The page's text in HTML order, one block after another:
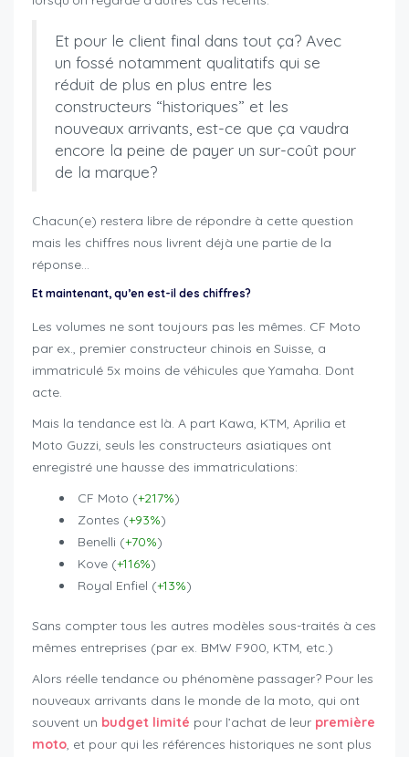
Et pour le client final dans tout ça? Avec
un fossé notamment qualitatifs qui se
réduit de plus en plus entre les
constructeurs “historiques” et les
nouveaux arrivants, est-ce que ça vaudra
encore la peine de payer un sur-coût pour
de la marque?
Chacun(e) restera libre de répondre à cette question
mais les chiffres nous livrent déjà une partie de la
réponse…
Et maintenant, qu’en est-il des chiffres?
Les volumes ne sont toujours pas les mêmes. CF Moto
par ex., premier constructeur chinois en Suisse, a
immatriculé 5x moins de véhicules que Yamaha. Dont
acte.
Mais la tendance est là. A part Kawa, KTM, Aprilia et
Moto Guzzi, seuls les constructeurs asiatiques ont
enregistré une hausse des immatriculations:
CF Moto (+217%)
Zontes (+93%)
Benelli (+70%)
Kove (+116%)
Royal Enfiel (+13%)
Sans compter tous les autres modèles sous-traités à ces
mêmes entreprises (par ex. BMW F900, KTM, etc.)
Alors réelle tendance ou phénomène passager? Pour les
nouveaux arrivants dans le monde de la moto, qui ont
souvent un budget limité pour l’achat de leur première
moto, et pour qui les références historiques ne sont plus